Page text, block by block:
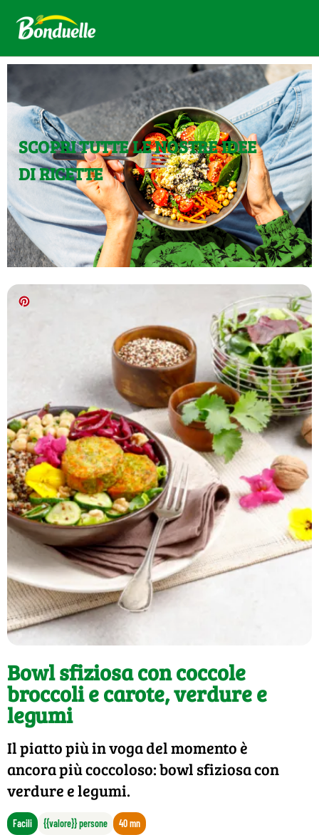
SCOPRI TUTTE LE NOSTRE IDEE
DI RICETTE
Bowl sfiziosa con coccole
broccoli e carote, verdure e
legumi
Il piatto più in voga del momento è
ancora più coccoloso: bowl sfiziosa con
verdure e legumi.
Facili {{valore}} persone 40 mn